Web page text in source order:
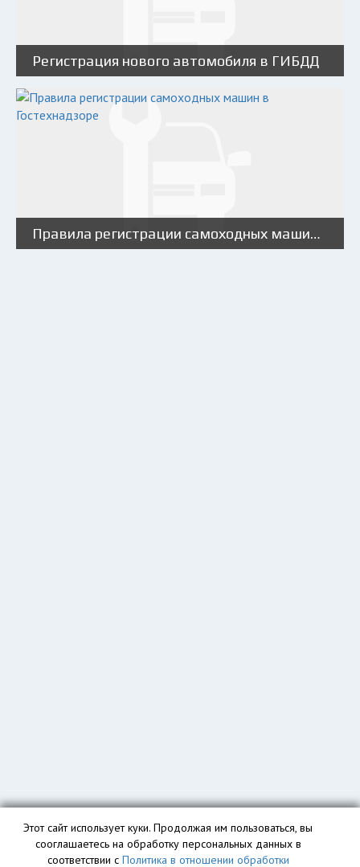
Регистрация нового автомобиля в ГИБДД
Правила регистрации самоходных машин в Гостехнадзоре
Этот сайт использует куки. Продолжая им пользоваться, вы
сооглашаетесь на обработку персональных данных в
соответствии с Политика в отношении обработки